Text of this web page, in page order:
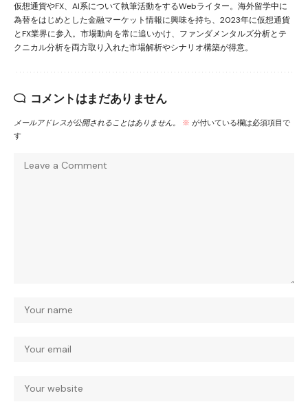
仮想通貨やFX、AI系について執筆活動をするWebライター。海外留学中に
為替をはじめとした金融マーケット情報に興味を持ち、2023年に仮想通貨
とFX業界に参入。市場動向を常に追いかけ、ファンダメンタルズ分析とテ
クニカル分析を両方取り入れた市場解析やシナリオ構築が得意。
コメントはまだありません
メールアドレスが公開されることはありません。 ※ が付いている欄は必須項目で
す